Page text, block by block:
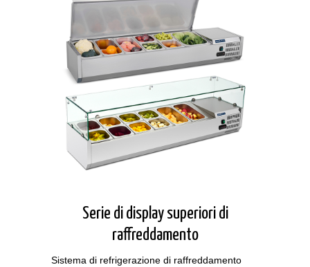
Serie di display superiori di
raffreddamento
Sistema di refrigerazione di raffreddamento